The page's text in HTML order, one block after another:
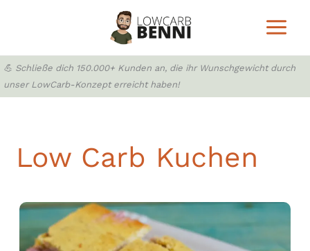
💪 Schließe dich 150.000+ Kunden an, die ihr Wunschgewicht durch
unser LowCarb-Konzept erreicht haben!
Low Carb Kuchen